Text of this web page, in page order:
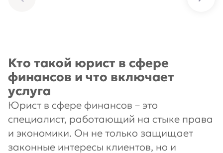
Кто такой юрист в сфере
финансов и что включает
услуга
Юрист в сфере финансов – это
специалист, работающий на стыке права
и экономики. Он не только защищает
законные интересы клиентов, но и